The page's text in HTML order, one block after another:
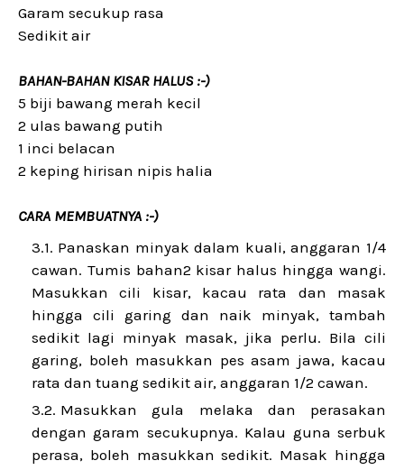
Garam secukup rasa
Sedikit air
BAHAN-BAHAN KISAR HALUS :-)
5 biji bawang merah kecil
2 ulas bawang putih
1 inci belacan
2 keping hirisan nipis halia
CARA MEMBUATNYA :-)
Panaskan minyak dalam kuali, anggaran 1/4
cawan. Tumis bahan2 kisar halus hingga wangi.
Masukkan cili kisar, kacau rata dan masak
hingga cili garing dan naik minyak, tambah
sedikit lagi minyak masak, jika perlu. Bila cili
garing, boleh masukkan pes asam jawa, kacau
rata dan tuang sedikit air, anggaran 1/2 cawan.
Masukkan gula melaka dan perasakan
dengan garam secukupnya. Kalau guna serbuk
perasa, boleh masukkan sedikit. Masak hingga